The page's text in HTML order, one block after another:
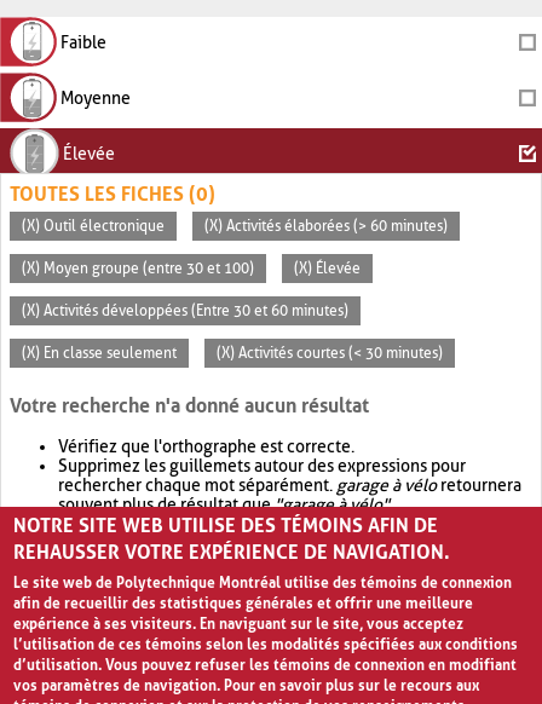
Faible
Moyenne
Élevée
TOUTES LES FICHES (0)
(X) Outil électronique (X) Activités élaborées (> 60 minutes)
(X) Moyen groupe (entre 30 et 100) (X) Élevée
(X) Activités développées (Entre 30 et 60 minutes)
(X) En classe seulement (X) Activités courtes (< 30 minutes)
Votre recherche n'a donné aucun résultat
Vérifiez que l'orthographe est correcte.
Supprimez les guillemets autour des expressions pour
rechercher chaque mot séparément. garage à véloretournera
souvent plus de résultat que"garage à vélo".
Envisagez d'élargir votre recherche avec OR.garage OR vélo
retournera souvent plus de résultat quegarage à vélo
NOTRE SITE WEB UTILISE DES TÉMOINS AFIN DE
REHAUSSER VOTRE EXPÉRIENCE DE NAVIGATION.
Le site web de Polytechnique Montréal utilise des témoins de connexion
afin de recueillir des statistiques générales et offrir une meilleure
expérience à ses visiteurs. En naviguant sur le site, vous acceptez
l’utilisation de ces témoins selon les modalités spécifiées aux conditions
d’utilisation. Vous pouvez refuser les témoins de connexion en modifiant
vos paramètres de navigation. Pour en savoir plus sur le recours aux